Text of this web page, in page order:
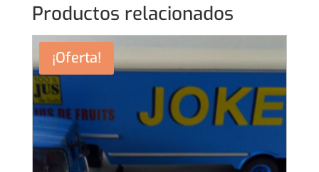
Productos relacionados
¡Oferta!